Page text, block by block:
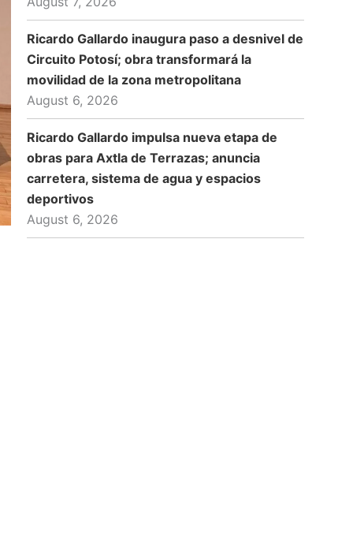
Ricardo Gallardo inaugura paso a desnivel de
Circuito Potosí; obra transformará la
movilidad de la zona metropolitana
August 6, 2026
Ricardo Gallardo impulsa nueva etapa de
obras para Axtla de Terrazas; anuncia
carretera, sistema de agua y espacios
deportivos
August 6, 2026